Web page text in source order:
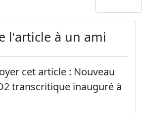
l'article à un ami
cet article : Nouveau
transcritique inauguré à